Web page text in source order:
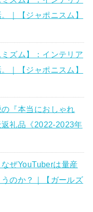
｜【ジャポニスム】
ズム】：インテリア
｜【ジャポニスム】
『本当におしゃれ
礼品《2022-2023年
ぜYouTuberは量産
のか？｜【ガールズ